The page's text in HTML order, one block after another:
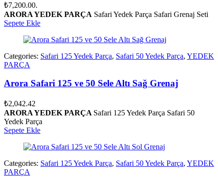
₺7,200.00.
ARORA YEDEK PARÇA Safari Yedek Parça Safari Grenaj Seti
Sepete Ekle
Categories: Safari 125 Yedek Parça, Safari 50 Yedek Parça, YEDEK
PARÇA
Arora Safari 125 ve 50 Sele Altı Sağ Grenaj
₺2,042.42
ARORA YEDEK PARÇA Safari 125 Yedek Parça Safari 50
Yedek Parça
Sepete Ekle
Categories: Safari 125 Yedek Parça, Safari 50 Yedek Parça, YEDEK
PARÇA